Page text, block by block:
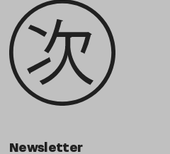
Newsletter